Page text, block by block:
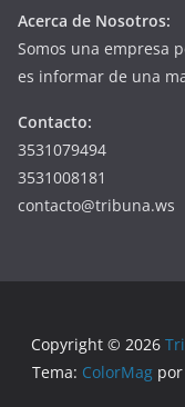
Acerca de Nosotros:
Somos una empresa
es informar de una
Contacto:
3531079494
3531008181
contacto@tribuna.ws
Copyright © 2026
Tema: ColorMagpor